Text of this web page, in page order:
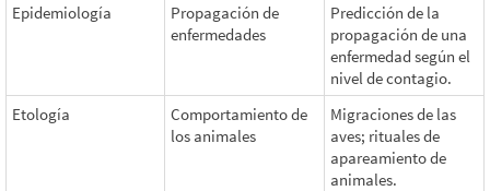
Epidemiología
Propagación de
enfermedades
Predicción de la
propagación de una
enfermedad según el
nivel de contagio.
Etología
Comportamiento de
los animales
Migraciones de las
aves; rituales de
apareamiento de
animales.